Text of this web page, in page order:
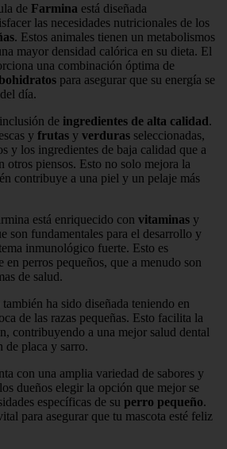
de Farmina está diseñada
las necesidades nutricionales de los
. Estos animales tienen un metabolismos
mayor densidad calórica en su dieta. El
una combinación óptima de
para asegurar que su energía se
día.
de ingredientes de alta calidad.
y frutas y verduras seleccionadas,
y los ingredientes de baja calidad que a
otros piensos. Esto no solo mejora la
contribuye a una piel y un pelaje más
está enriquecido con vitaminas y
son fundamentales para el desarrollo y
inmunológico fuerte. Esto es
en perros pequeños, que a menudo son
de salud.
ha sido diseñada teniendo en
de las razas pequeñas. Esto facilita la
contribuyendo a una mejor salud dental
de placa y sarro.
con una amplia variedad de sabores y
dueños elegir la opción que mejor se
específicas de su perro pequeño.
para asegurar que tu mascota esté feliz